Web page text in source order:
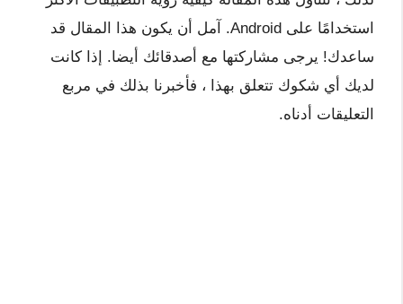
استخدامًا على Android. آمل أن يكون هذا المقال قد
ساعدك! يرجى مشاركتها مع أصدقائك أيضا. إذا كانت
لديك أي شكوك تتعلق بهذا ، فأخبرنا بذلك في مربع
التعليقات أدناه.